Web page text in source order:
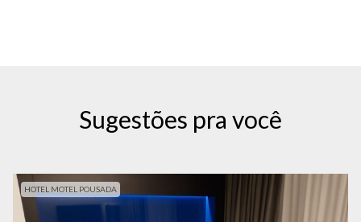
Sugestões pra você
HOTEL MOTEL POUSADA